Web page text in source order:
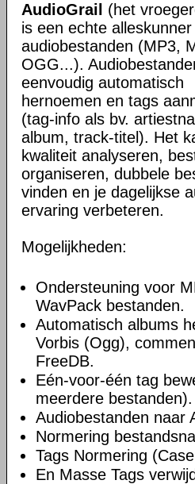
AudioGrail
(het
is een echte
audiobestanden (MP3,
OGG...).
eenvoudig automatisch
hernoemen en tags
(tag-info als bv.
album, track-titel). Het
kwaliteit analyseren,
organiseren, dubbele
vinden en je dagelijkse
ervaring verbeteren.
Mogelijkheden:
Ondersteuning voor
WavPack bestanden.
Automatisch albums
Vorbis (Ogg),
FreeDB.
Eén-voor-één tag
meerdere bestanden).
Audiobestanden naar
Normering
Tags Normering
En Masse Tags